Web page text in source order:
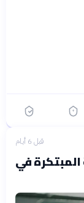
قبل 6 أيام
المبتكرة في